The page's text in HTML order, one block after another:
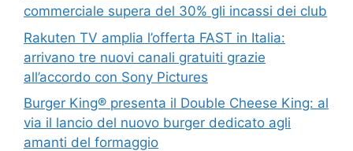
commerciale supera del 30% gli incassi dei club
Rakuten TV amplia l’offerta FAST in Italia:
arrivano tre nuovi canali gratuiti grazie
all’accordo con Sony Pictures
Burger King® presenta il Double Cheese King: al
via il lancio del nuovo burger dedicato agli
amanti del formaggio